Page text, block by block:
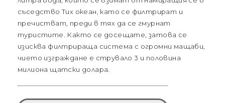
съседство Тих океан, като се филтрират и
пречистват, преди в тях да се гмурнат
туристите. Както се досещате, затова се
изисква филтрираща система с огромни мащаби,
чието изграждане е струвало 3 и половина
милиона щатски долара.